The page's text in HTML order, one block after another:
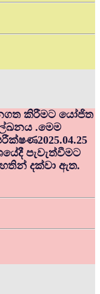
කිරීමට යෝජිත
.මෙම
පැවැත්වීමට
දක්වා ඇත.